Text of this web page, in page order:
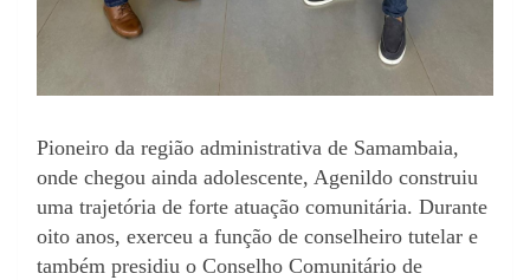
Pioneiro da região administrativa de Samambaia,
onde chegou ainda adolescente, Agenildo construiu
uma trajetória de forte atuação comunitária. Durante
oito anos, exerceu a função de conselheiro tutelar e
também presidiu o Conselho Comunitário de